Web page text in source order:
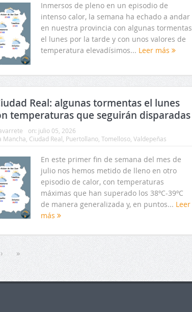
Inmersos de pleno en un episodio de
intenso calor, la semana ha echado a andar
en nuestra provincia con algunas tormentas
el lunes por la tarde y con unos valores de
temperatura elevadísimos... Leer más
Real: algunas tormentas el lunes
temperaturas que seguirán disparadas
on: julio 05, 2026
Mancha Ciudad Real Puertollano Tomelloso Valdepeñas
En este primer fin de semana del mes de
julio nos hemos metido de lleno en otro
episodio de calor, con temperaturas
máximas que han superado los 38ºC-39ºC
de manera generalizada y, en puntos... Leer
más
› »